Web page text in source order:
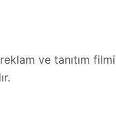
ve tanıtım